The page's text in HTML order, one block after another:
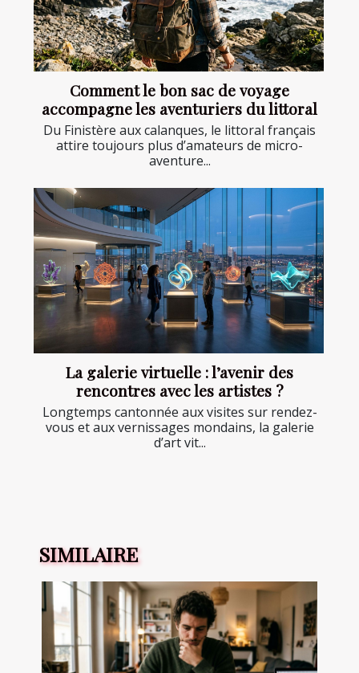
Comment le bon sac de voyage
accompagne les aventuriers du littoral
Du Finistère aux calanques, le littoral français
attire toujours plus d’amateurs de micro-
aventure...
La galerie virtuelle : l’avenir des
rencontres avec les artistes ?
Longtemps cantonnée aux visites sur rendez-
vous et aux vernissages mondains, la galerie
d’art vit...
SIMILAIRE